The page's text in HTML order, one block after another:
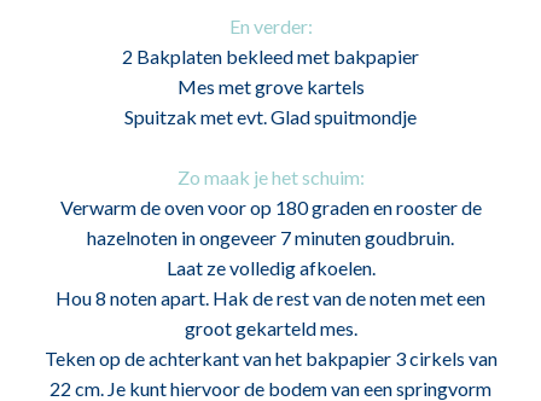
En verder:
2 Bakplaten bekleed met bakpapier
Mes met grove kartels
Spuitzak met evt. Glad spuitmondje
Zo maak je het schuim:
Verwarm de oven voor op 180 graden en rooster de
hazelnoten in ongeveer 7 minuten goudbruin.
Laat ze volledig afkoelen.
Hou 8 noten apart. Hak de rest van de noten met een
groot gekarteld mes.
Teken op de achterkant van het bakpapier 3 cirkels van
22 cm. Je kunt hiervoor de bodem van een springvorm